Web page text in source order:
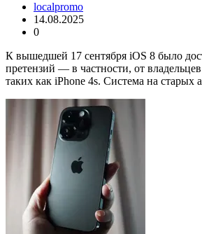
localpromo
14.08.2025
0
К вышедшей 17 сентября iOS 8 было
претензий — в частности, от
таких как iPhone 4s. Система на старых